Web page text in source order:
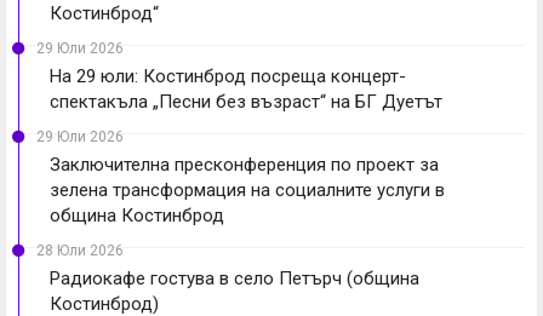
Костинброд“
29 Юли 2026
На 29 юли: Костинброд посреща концерт-
спектакъла „Песни без възраст“ на БГ Дуетът
29 Юли 2026
Заключителна пресконференция по проект за
зелена трансформация на социалните услуги в
община Костинброд
28 Юли 2026
Радиокафе гостува в село Петърч (община
Костинброд)